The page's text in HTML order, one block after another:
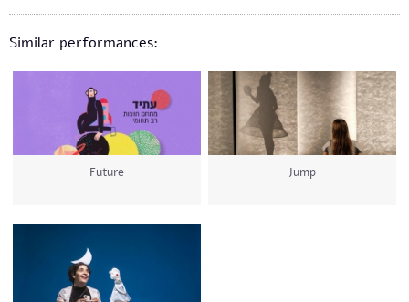
Similar performances:
Future Jump